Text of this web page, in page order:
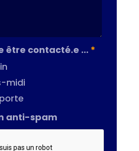
être contacté.e ... *
midi
anti-spam